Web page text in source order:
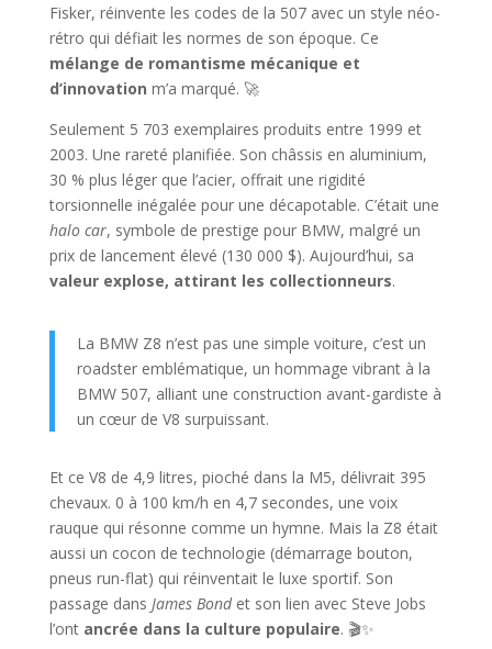
Fisker, réinvente les codes de la 507 avec un style néo-
rétro qui défiait les normes de son époque. Ce
mélange de romantisme mécanique et
d’innovation m’a marqué. 🚀
Seulement 5 703 exemplaires produits entre 1999 et
2003. Une rareté planifiée. Son châssis en aluminium,
30 % plus léger que l’acier, offrait une rigidité
torsionnelle inégalée pour une décapotable. C’était une
halo car, symbole de prestige pour BMW, malgré un
prix de lancement élevé (130 000 $). Aujourd’hui, sa
valeur explose, attirant les collectionneurs.
La BMW Z8 n’est pas une simple voiture, c’est un
roadster emblématique, un hommage vibrant à la
BMW 507, alliant une construction avant-gardiste à
un cœur de V8 surpuissant.
Et ce V8 de 4,9 litres, pioché dans la M5, délivrait 395
chevaux. 0 à 100 km/h en 4,7 secondes, une voix
rauque qui résonne comme un hymne. Mais la Z8 était
aussi un cocon de technologie (démarrage bouton,
pneus run-flat) qui réinventait le luxe sportif. Son
passage dans James Bondet son lien avec Steve Jobs
l’ont ancrée dans la culture populaire. 🎬✨